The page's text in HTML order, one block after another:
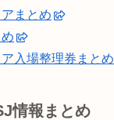
まとめ
入場整理券まとめ
情報まとめ